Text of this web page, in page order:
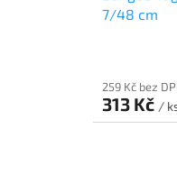
7/48 cm
259 Kč bez
313 Kč /